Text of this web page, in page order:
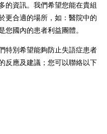
的資訊。我們希望您能在貴組
更合適的場所，如：醫院中的
您國內的患者利益團體。
特別希望能夠防止失語症患者
反應及建議；您可以聯絡以下